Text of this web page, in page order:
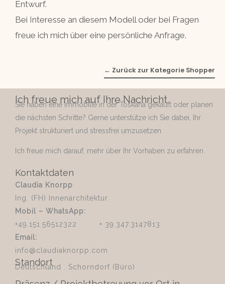
Entwurf.
Bei Interesse an diesem Modell oder bei Fragen
freue ich mich über eine persönliche Anfrage.
← Zurück zur Kategorie Shopper
Ich freue mich auf Ihre Nachricht
Sie haben eine Immobilie in der Toskana gekauft oder planen
die nächsten Schritte? Gerne unterstütze ich Sie dabei, Ihr
Projekt strukturiert und stressfrei umzusetzen.
Ich freue mich darauf, mehr über Ihr Vorhaben zu erfahren.
Kontaktdaten
Claudia Knorpp
Ing. (FH) Innenarchitektur
Mobil – WhatsApp:
+49.151.56512322 + 39.347.3147813
Email:
info@claudiaknorpp.com
Standort
Deutschland . Schorndorf (Büro)